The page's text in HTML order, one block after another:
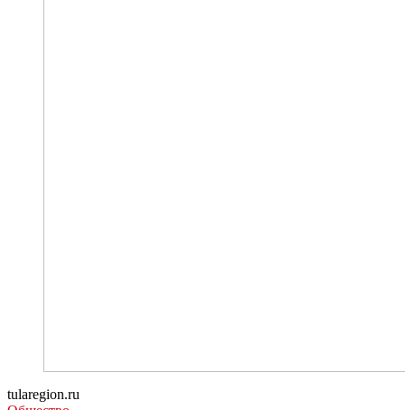
tularegion.ru